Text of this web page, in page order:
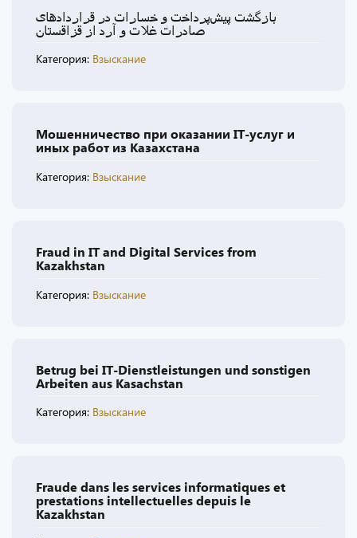
بازگشت پیش‌پرداخت و خسارات در قراردادهای
صادرات غلات و آرد از قزاقستان
Категория: Взыскание
Мошенничество при оказании IT-услуг и
иных работ из Казахстана
Категория: Взыскание
Fraud in IT and Digital Services from
Kazakhstan
Категория: Взыскание
Betrug bei IT-Dienstleistungen und sonstigen
Arbeiten aus Kasachstan
Категория: Взыскание
Fraude dans les services informatiques et
prestations intellectuelles depuis le
Kazakhstan